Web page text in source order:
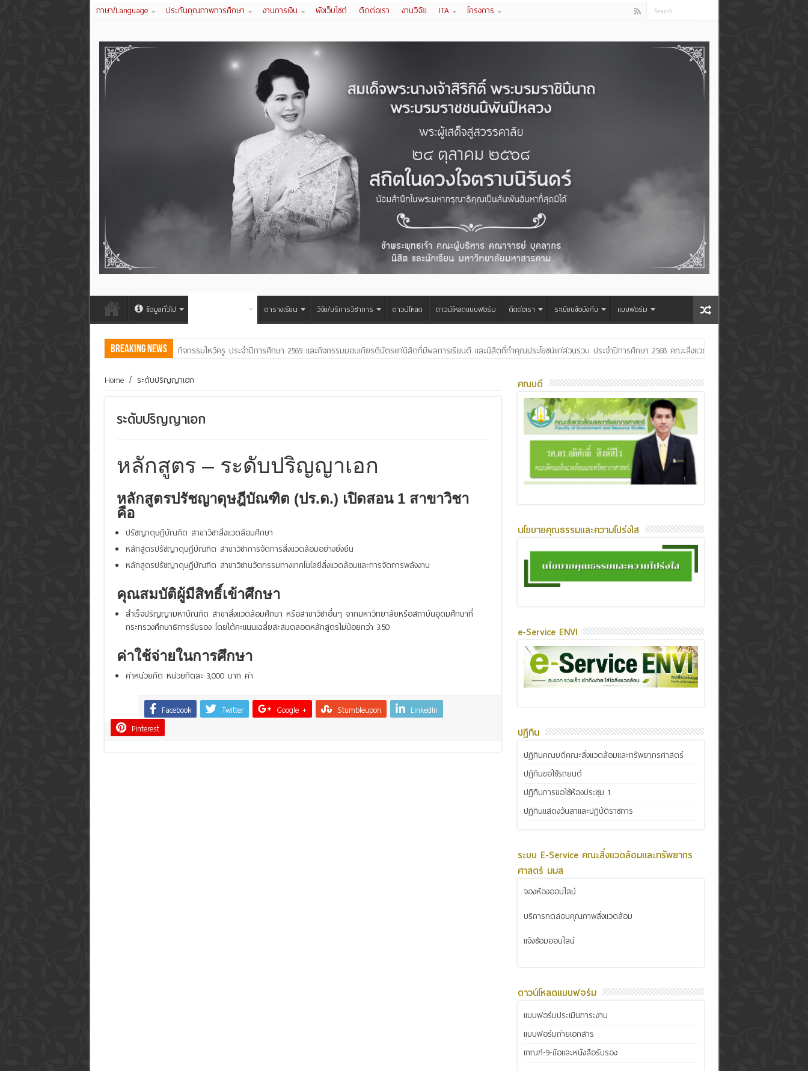
ภาษา/Language ประกันคุณภาพการศึกษา งานการเงิน ผังเว็บไซต์ ติดต่อเรา งานวิจัย ITA โครงการ
ข้อมูลทั่วไป ตารางเรียน วิจัย/บริการวิชาการ ดาวน์โหลด ดาวน์โหลดแบบฟอร์ม ติดต่อเรา ระเบียบข้อบังคับ แบบฟอร์ม
Breaking News คณะสิ่งแวดล้อมฯ มมส ร่วมสืบสานประเพณีฮีตเดือน ๘ ถวายเทียนพรรษา ๒๙ วัด เฉลิมพระเกียรติพระบาทสมเด็จพระเจ้าอยู่หัว
Home / ระดับปริญญาเอก
ระดับปริญญาเอก
หลักสูตร – ระดับปริญญาเอก
หลักสูตรปรัชญาดุษฎีบัณฑิต (ปร.ด.) เปิดสอน 1 สาขาวิชา
คือ
ปรัชญาดุษฎีบัณฑิต สาขาวิชาสิ่งแวดล้อมศึกษา
หลักสูตรปรัชญาดุษฎีบัณฑิต สาขาวิชาการจัดการสิ่งแวดล้อมอย่างยั่งยืน
หลักสูตรปรัชญาดุษฎีบัณฑิต สาขาวิชานวัตกรรมทางเทคโนโลยีสิ่งแวดล้อมและการจัดการพลังงาน
คุณสมบัติผู้มีสิทธิ์เข้าศึกษา
สำเร็จปริญญามหาบัณฑิต สาขาสิ่งแวดล้อมศึกษา หรือสาขาวิชาอื่นๆ จากมหาวิทยาลัยหรือสถาบันอุดมศึกษาที่
กระทรวงศึกษาธิการรับรอง โดยได้คะแนนเฉลี่ยสะสมตลอดหลักสูตรไม่น้อยกว่า 3.50
ค่าใช้จ่ายในการศึกษา
ค่าหน่วยกิต หน่วยกิตละ 3,000 บาท ค่า
Facebook Twitter Google + Stumbleupon
LinkedIn
Pinterest
คณบดี
นโยบายคุณธรรมและความโปร่งใส
e-Service ENVI
ปฏิทิน
ปฏิทินคณบดีคณะสิ่งแวดล้อมและทรัพยากรศาสตร์
ปฏิทินขอใช้รถยนต์
ปฏิทินการขอใช้ห้องประชุม 1
ปฏิทินแสดงวันลาและปฏิบัติราชการ
ระบบ E-Service คณะสิ่งแวดล้อมและทรัพยากร
ศาสตร์ มมส
จองห้องออนไลน์
บริการทดสอบคุณภาพสิ่งแวดล้อม
แจ้งซ่อมออนไลน์
ดาวน์โหลดแบบฟอร์ม
แบบฟอร์มประเมินภาระงาน
แบบฟอร์มถ่ายเอกสาร
เกณฑ์-9-ข้อและหนังสือรับรอง